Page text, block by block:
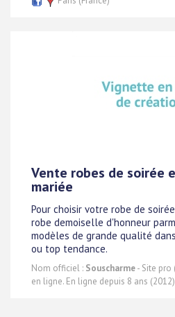
Vente robes de soirée
mariée
Pour choisir votre robe de
robe demoiselle d'honneur
modèles de grande qualité
ou top tendance.
Nom officiel : Souscharme- Site pro
en ligne. En ligne depuis 8 ans